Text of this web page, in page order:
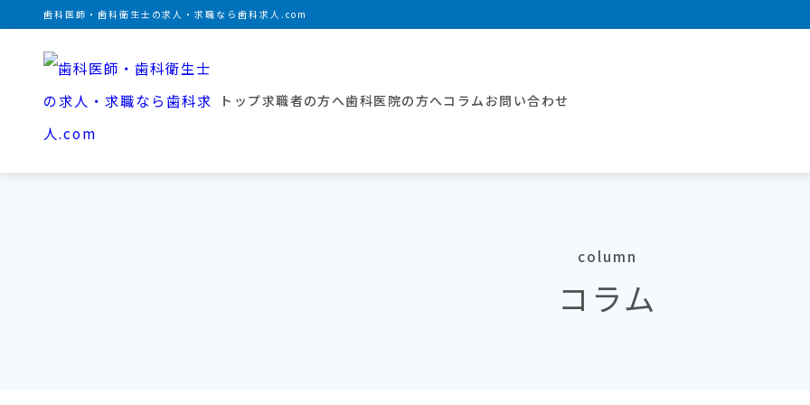
歯科医師・歯科衛生士の求人・求職なら歯科求人.com
トップ求職者の方へ歯科医院の方へコラム お問い合わせ
column
コラム